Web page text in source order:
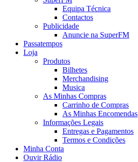
Equipa Técnica
Contactos
Publicidade
Anuncie na SuperFM
Passatempos
Loja
Produtos
Bilhetes
Merchandising
Musica
As Minhas Compras
Carrinho de Compras
As Minhas Encomendas
Informações Legais
Entregas e Pagamentos
Termos e Condições
Minha Conta
Ouvir Rádio